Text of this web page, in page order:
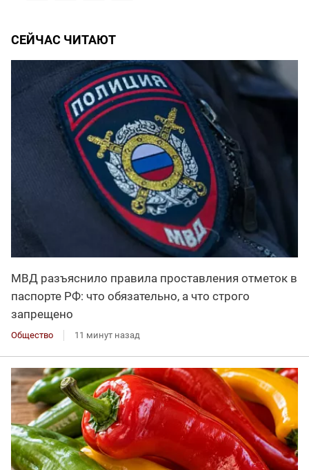
СЕЙЧАС ЧИТАЮТ
МВД разъяснило правила проставления отметок в
паспорте РФ: что обязательно, а что строго
запрещено
Общество 11 минут назад